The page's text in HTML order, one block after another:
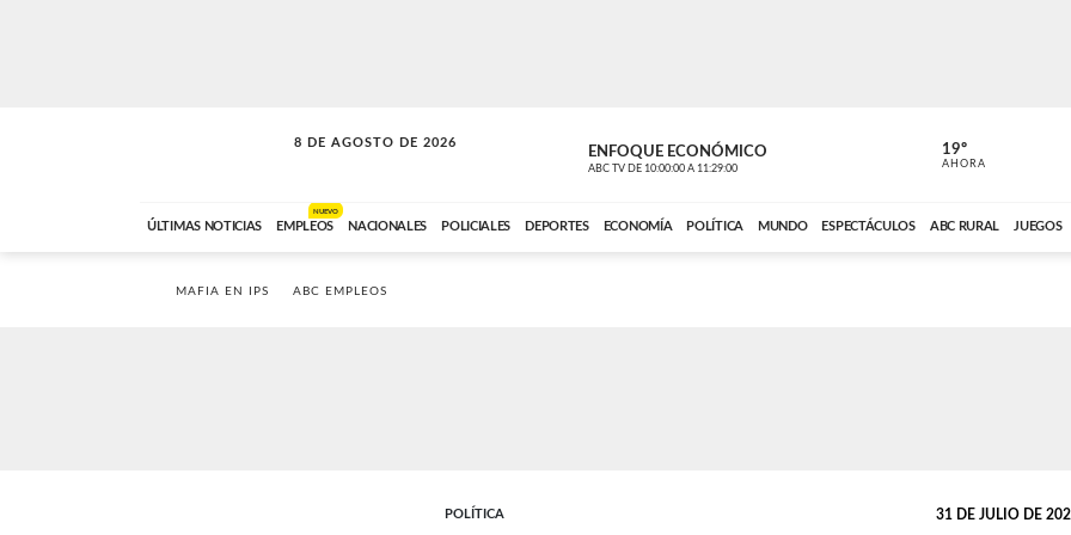
8 DE AGOSTO DE 2026
CONEXIÓN ROMANCE ENFOQUE ECONÓMICO
ABC TV DE 10:00:00 A 11:29:00 ABC CARDINAL
19º
AHORA
ÚLTIMAS NOTICIAS EMPLEOS
NUEVO
NACIONALES POLICIALES DEPORTES ECONOMÍA POLÍTICA MUNDO ESPECTÁCULOS ABC RURAL JUEGOS
MAFIA EN IPS ABC EMPLEOS
POLÍTICA 31 DE JULIO DE